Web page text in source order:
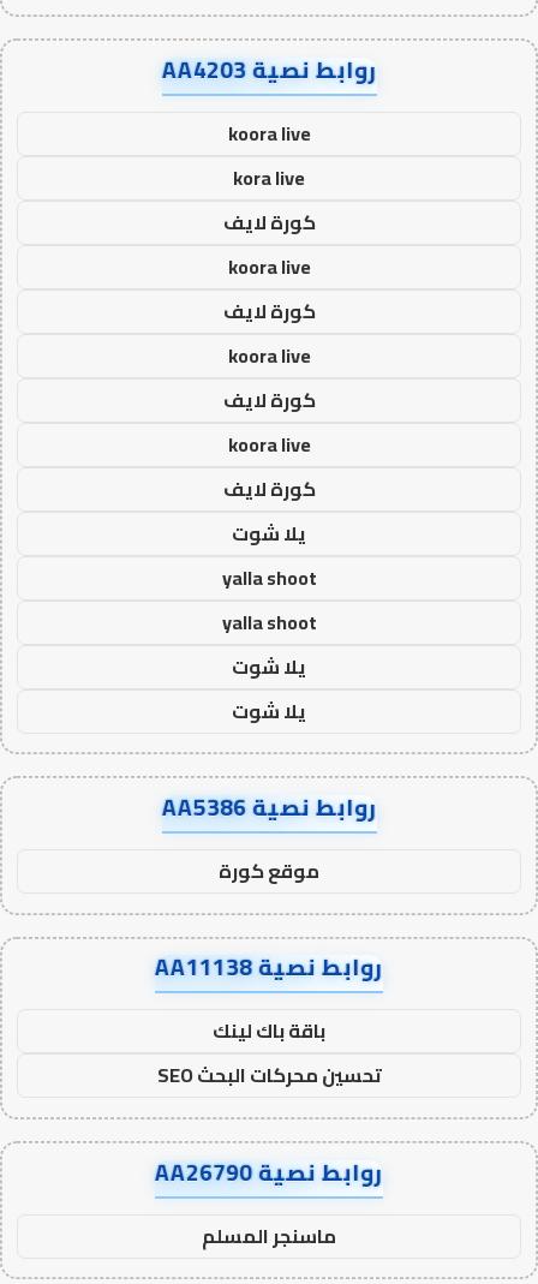
روابط نصية AA4203
koora live
kora live
كورة لايف
koora live
كورة لايف
koora live
كورة لايف
koora live
كورة لايف
يلا شوت
yalla shoot
yalla shoot
يلا شوت
يلا شوت
روابط نصية AA5386
موقع كورة
روابط نصية AA11138
باقة باك لينك
تحسين محركات البحث SEO
روابط نصية AA26790
ماسنجر المسلم